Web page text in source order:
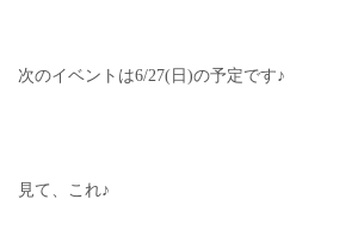
次のイベントは6/27(日)の予定です♪
見て、これ♪